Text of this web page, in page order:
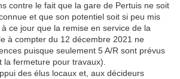
contre le fait que la gare de Pertuis ne soit
et que son potentiel soit si peu mis
ce jour que la remise en service de la
à compter du 12 décembre 2021 ne
puisque seulement 5 A/R sont prévus
la fermeture pour travaux).
des élus locaux et, aux décideurs